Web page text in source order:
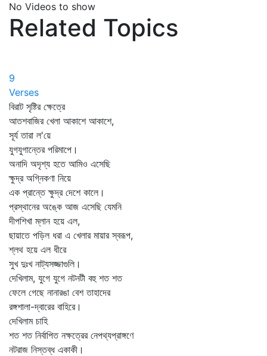
No Videos to show
Related Topics
9
Verses
বিরাট সৃষ্টির ক্ষেত্রে
আতশবাজির খেলা আকাশে আকাশে,
সূর্য তারা ল'য়ে
যুগযুগান্তের পরিমাপে।
অনাদি অদৃশ্য হতে আমিও এসেছি
ক্ষুদ্র অগ্নিকণা নিয়ে
এক প্রান্তে ক্ষুদ্র দেশে কালে।
প্রস্থানের অঙ্কে আজ এসেছি যেমনি
দীপশিখা ম্লান হয়ে এল,
ছায়াতে পড়িল ধরা এ খেলার মায়ার স্বরূপ,
শ্লথ হয়ে এল ধীরে
সুখ দুঃখ নাট্যসজ্জাগুলি।
দেখিলাম, যুগে যুগে নটনটী বহু শত শত
ফেলে গেছে নানারঙা বেশ তাহাদের
রঙ্গশালা-দ্বারের বাহিরে।
দেখিলাম চাহি
শত শত নির্বাপিত নক্ষত্রের নেপথ্যপ্রাঙ্গণে
নটরাজ নিস্তব্ধ একাকী।